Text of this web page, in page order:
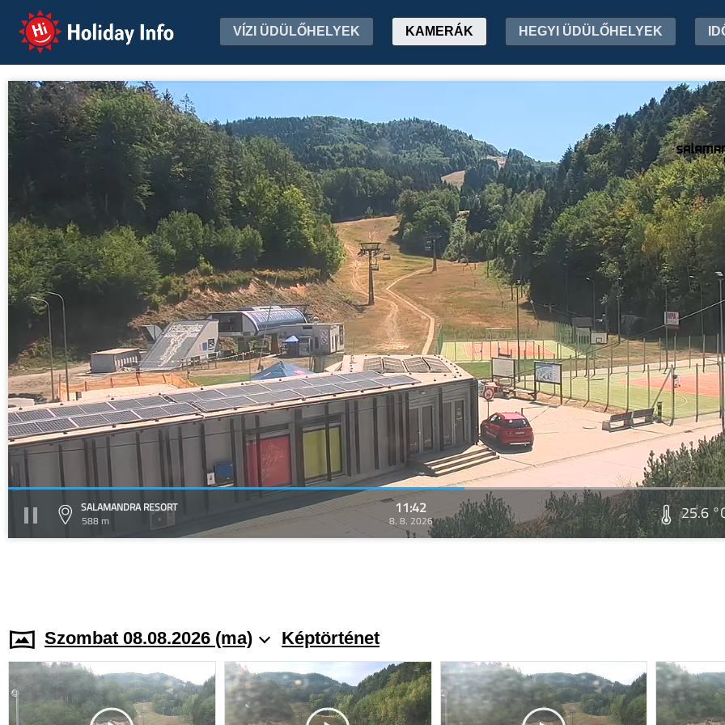
Holiday Info VÍZI ÜDÜLŐHELYEK KAMERÁK HEGYI ÜDÜLŐHELYEK
SALAMANDRA RESORT
588 m
11:42
8. 8. 2026 25.6
Szombat 08.08.2026 (ma) Képtörténet